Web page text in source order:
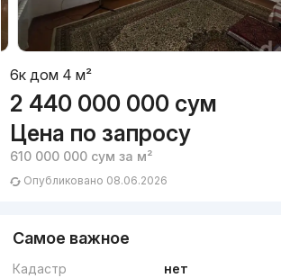
6к дом 4 м²
2 440 000 000 сум
Цена по запросу
610 000 000 сум за м²
Опубликовано 08.06.2026
Самое важное
Кадастр
нет